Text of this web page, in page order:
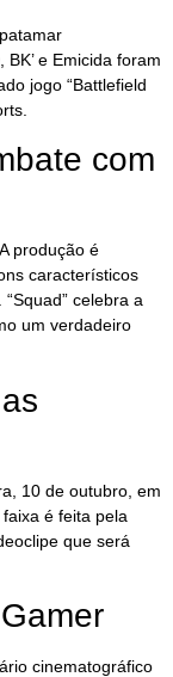
e Emicida foram
jogo “Battlefield
com
produção é
característicos
celebra a
um verdadeiro
10 de outubro, em
é feita pela
que será
cinematográfico